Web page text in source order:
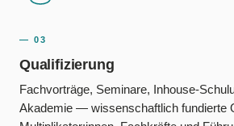
— 03
Qualifizierung
Fachvorträge, Seminare, Inhouse-
Akademie — wissenschaftlich fundierte